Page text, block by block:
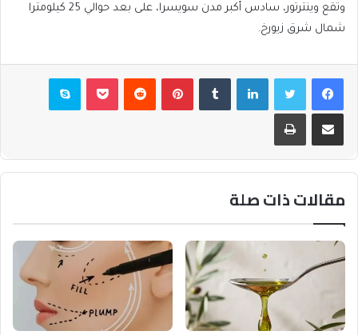
وتقع وينترتور، سادس أكبر مدن سويسرا، على بعد حوالي 25 كيلومترا
شمال شرق زيورخ.
فيسبوكتويتر لينكدإن بينتيريست بوكيت سكايب
مشاركة عبر البريد طباعة
مقالات ذات صلة